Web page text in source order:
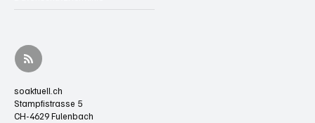
soaktuell.ch
Stampfistrasse 5
CH-4629 Fulenbach